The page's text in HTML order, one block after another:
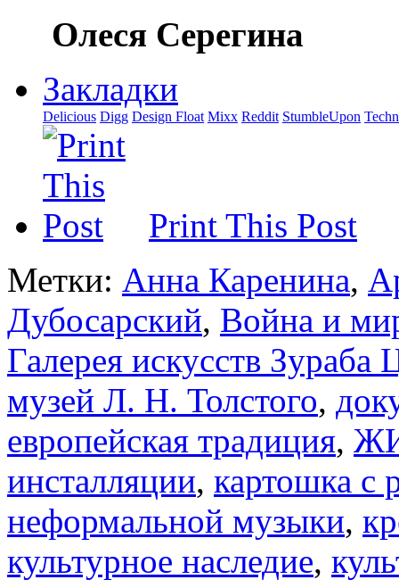
Олеся Серегина
Закладки
Delicious Digg Design Float Mixx Reddit StumbleUpon
Print This Post
Метки: Анна Каренина,
Дубосарский, Война и
Галерея искусств Зураба
музей Л. Н. Толстого,
европейская традиция,
инсталляции, картошка с
неформальной музыки,
культурное наследие,